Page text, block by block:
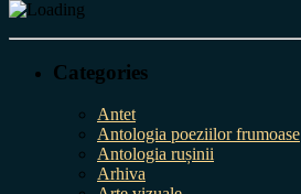
Categories
Antet
Antologia poeziilor frumoase
Antologia rușinii
Arhiva